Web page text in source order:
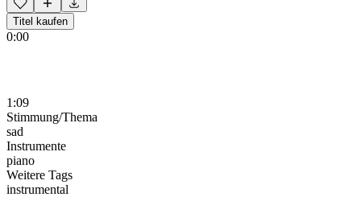
Titel kaufen
0:00
1:09
Stimmung/Thema
sad
Instrumente
piano
Weitere Tags
instrumental